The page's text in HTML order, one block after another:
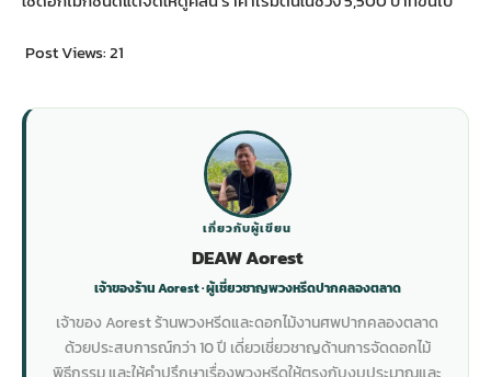
Post Views:21
เกี่ยวกับผู้เขียน
DEAW Aorest
เจ้าของร้าน Aorest · ผู้เชี่ยวชาญพวงหรีดปากคลองตลาด
เจ้าของ Aorest ร้านพวงหรีดและดอกไม้งานศพปากคลองตลาด
ด้วยประสบการณ์กว่า 10 ปี เดี่ยวเชี่ยวชาญด้านการจัดดอกไม้
พิธีกรรม และให้คำปรึกษาเรื่องพวงหรีดให้ตรงกับงบประมาณและ